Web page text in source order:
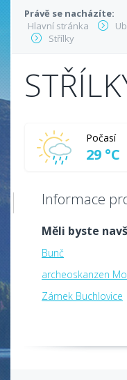
Právě se nacházíte:
Hlavní stránka
Střílky
Počasí
29 °C
Informace
Měli byste
Bunč
archeoskanzen
Zámek Buchlovice